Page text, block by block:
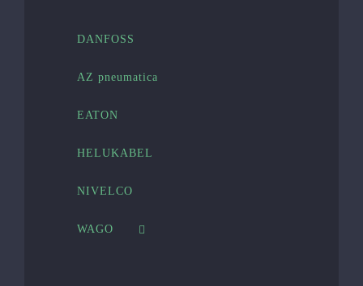
DANFOSS
AZ pneumatica
EATON
HELUKABEL
NIVELCO
WAGO